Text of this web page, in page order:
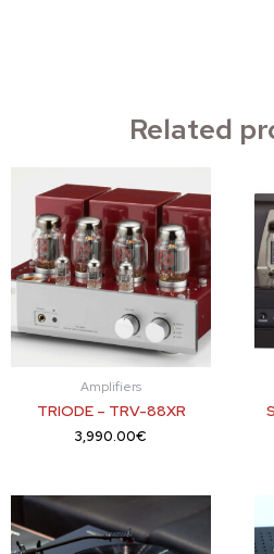
Related
Amplifiers
TRIODE – TRV-88XR
3,990.00€